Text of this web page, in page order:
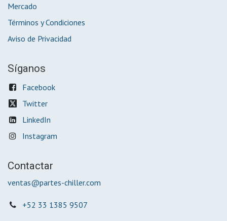
Mercado
Términos y Condiciones
Aviso de Privacidad
Síganos
Facebook
Twitter
LinkedIn
Instagram
Contactar
ventas@partes-chiller.com
+52 33 1385 9507